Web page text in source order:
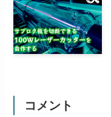
コメント